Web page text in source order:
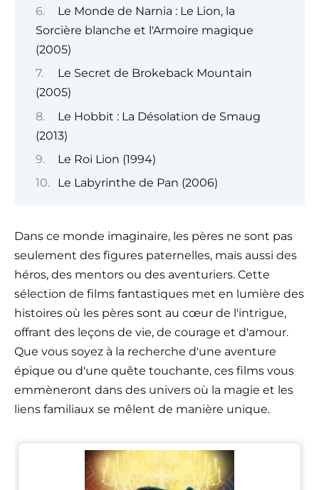
Le Monde de Narnia : Le Lion, la
Sorcière blanche et l'Armoire magique
(2005)
Le Secret de Brokeback Mountain
(2005)
Le Hobbit : La Désolation de Smaug
(2013)
Le Roi Lion (1994)
Le Labyrinthe de Pan (2006)
Dans ce monde imaginaire, les pères ne sont pas
seulement des figures paternelles, mais aussi des
héros, des mentors ou des aventuriers. Cette
sélection de films fantastiques met en lumière des
histoires où les pères sont au cœur de l'intrigue,
offrant des leçons de vie, de courage et d'amour.
Que vous soyez à la recherche d'une aventure
épique ou d'une quête touchante, ces films vous
emmèneront dans des univers où la magie et les
liens familiaux se mêlent de manière unique.